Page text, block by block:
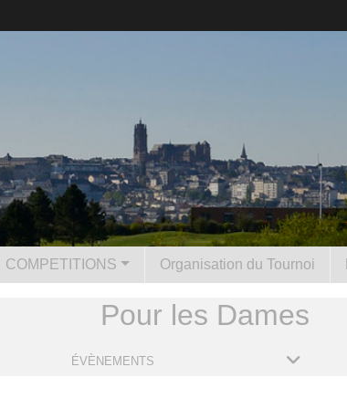
COMPETITIONS Organisation du Tournoi
Pour les Dames
ÉVÈNEMENTS